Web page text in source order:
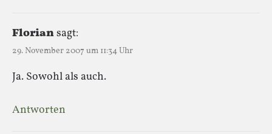
Floriansagt:
29. November 2007 um 11:34 Uhr
Ja. Sowohl als auch.
Antworten